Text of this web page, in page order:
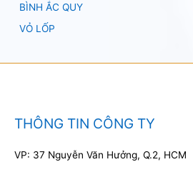
BÌNH ẮC QUY
VỎ LỐP
THÔNG TIN CÔNG TY
VP: 37 Nguyễn Văn Hưởng, Q.2, HCM